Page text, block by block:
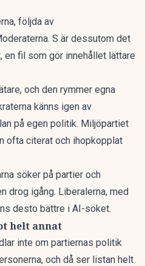
följda av
S är dessutom det
en fil som gör innehållet lättare
och den rymmer egna
känns igen av
på egen politik. Miljöpartiet
ofta citerat och ihopkopplat
söker på partier och
drog igång. Liberalerna, med
desto bättre i AI-söket.
helt annat
inte om partiernas politik
och då ser listan helt